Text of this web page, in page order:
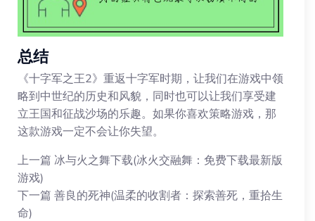
总结
《十字军之王2》重返十字军时期，让我们在游戏中领
略到中世纪的历史和风貌，同时也可以让我们享受建
立王国和征战沙场的乐趣。如果你喜欢策略游戏，那
这款游戏一定不会让你失望。
上一篇 冰与火之舞下载(冰火交融舞：免费下载最新版
游戏)
下一篇 善良的死神(温柔的收割者：探索善死，重拾生
命)